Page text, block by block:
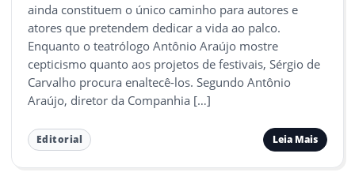
ainda constituem o único caminho para autores e
atores que pretendem dedicar a vida ao palco.
Enquanto o teatrólogo Antônio Araújo mostre
cepticismo quanto aos projetos de festivais, Sérgio de
Carvalho procura enaltecê-los. Segundo Antônio
Araújo, diretor da Companhia […]
Editorial Leia Mais